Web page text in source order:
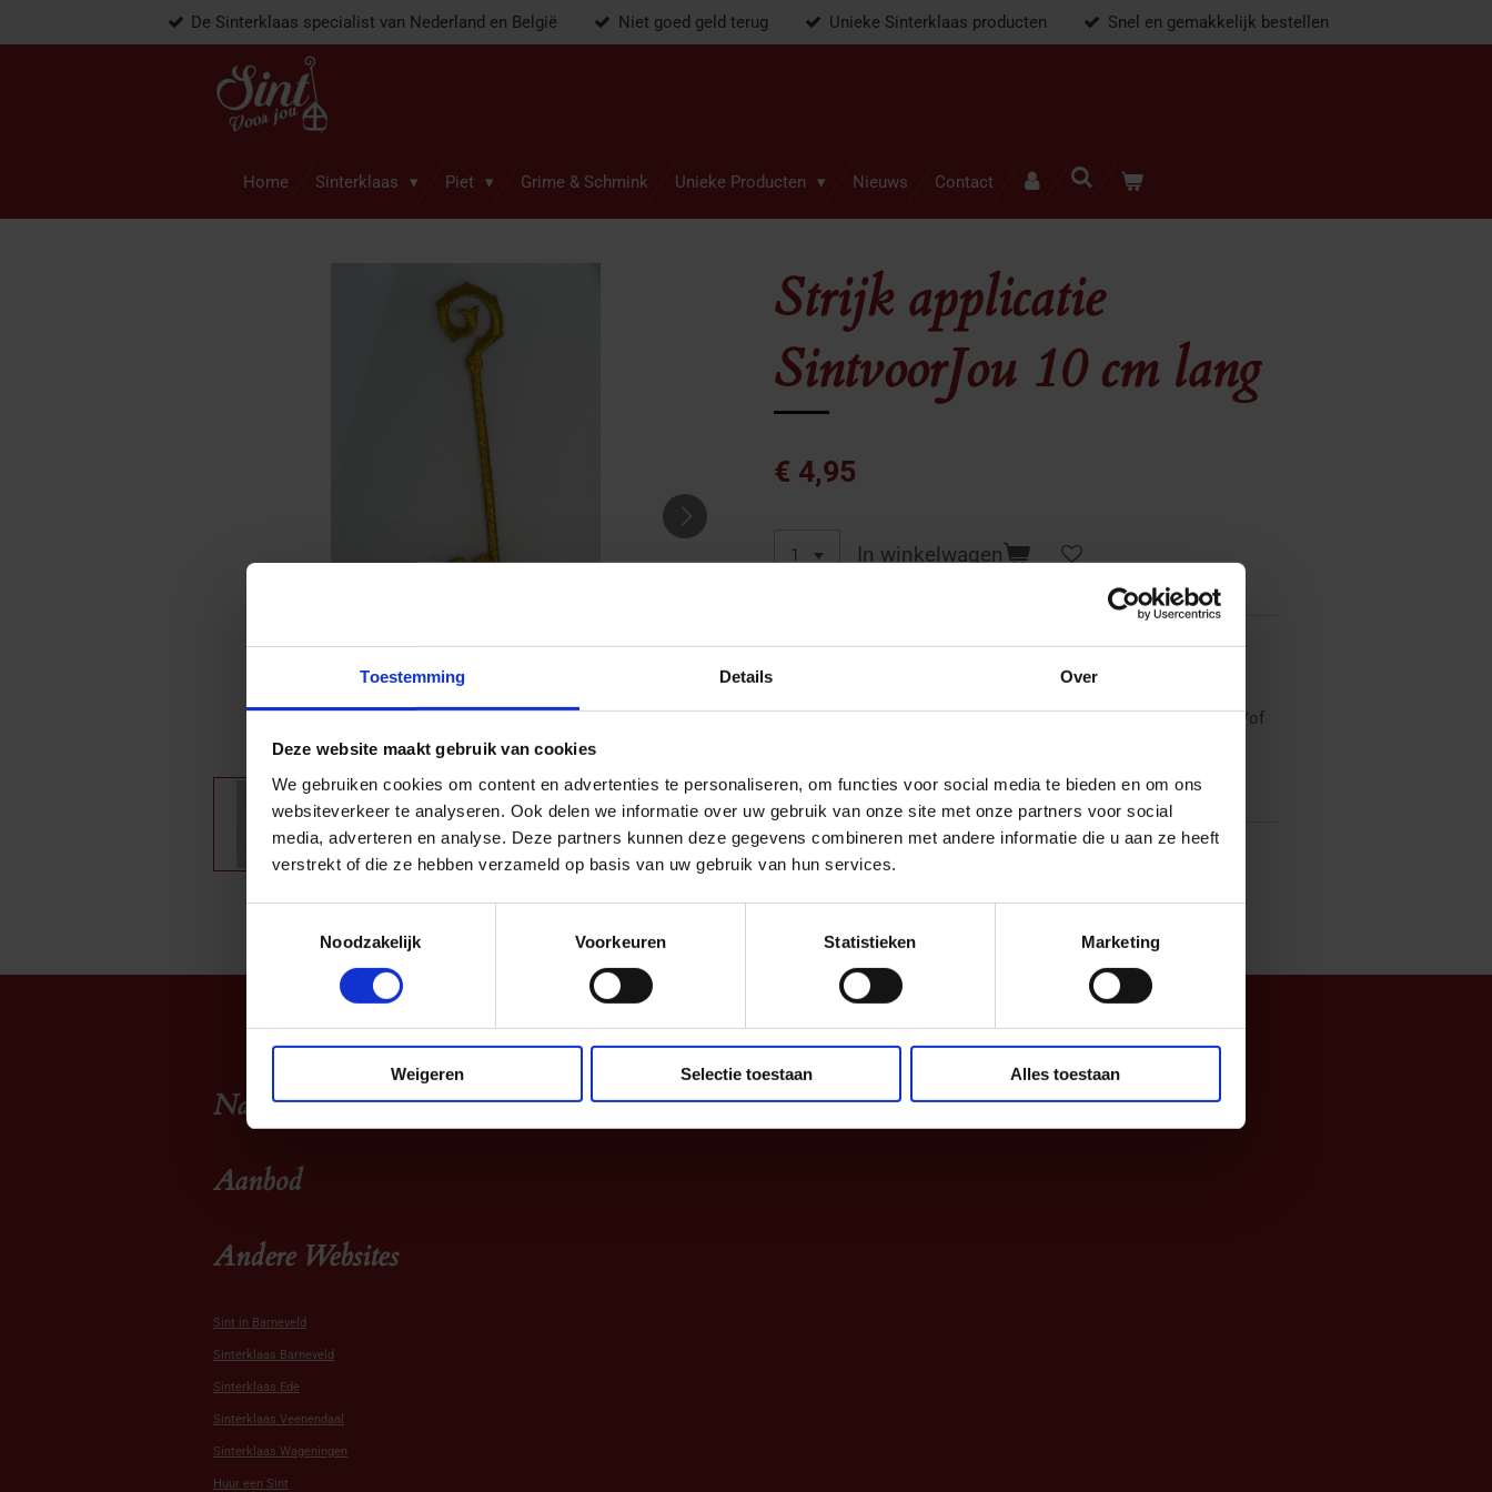
Toestemming Details Over
Deze website maakt gebruik van cookies
We gebruiken cookies om content en advertenties te personaliseren, om functies voor social media te bieden en om ons
websiteverkeer te analyseren. Ook delen we informatie over uw gebruik van onze site met onze partners voor social
media, adverteren en analyse. Deze partners kunnen deze gegevens combineren met andere informatie die u aan ze heeft
verstrekt of die ze hebben verzameld op basis van uw gebruik van hun services.
Noodzakelijk
Voorkeuren Statistieken Marketing
Weigeren Selectie toestaan Alles toestaan
De Sinterklaas specialist van Nederland en België Niet goed geld terug Unieke Sinterklaas producten Snel en gemakkelijk bestellen
Home Sinterklaas Piet Grime & Schmink Unieke Producten Nieuws Contact
Strijk applicatie
SintvoorJou 10 cm lang
€ 4,95
In winkelwagen
Wij maken onze eigen strijk applicaties. Dit doen we in beperkte
Deze afbeelding strijk of naai je eenvoudig op jouw kostuum en/of
.
D
l
D
e
S
a
e
Navigatie
Aanbod
Andere Websites
Sint in Barneveld
Sinterklaas Barneveld
Sinterklaas Ede
Sinterklaas Veenendaal
Sinterklaas Wageningen
Huur een Sint